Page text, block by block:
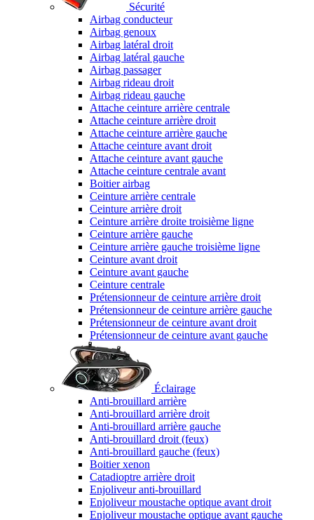
Sécurité
Airbag conducteur
Airbag genoux
Airbag latéral droit
Airbag latéral gauche
Airbag passager
Airbag rideau droit
Airbag rideau gauche
Attache ceinture arrière centrale
Attache ceinture arrière droit
Attache ceinture arrière gauche
Attache ceinture avant droit
Attache ceinture avant gauche
Attache ceinture centrale avant
Boitier airbag
Ceinture arrière centrale
Ceinture arrière droit
Ceinture arrière droite troisième ligne
Ceinture arrière gauche
Ceinture arrière gauche troisième ligne
Ceinture avant droit
Ceinture avant gauche
Ceinture centrale
Prétensionneur de ceinture arrière droit
Prétensionneur de ceinture arrière gauche
Prétensionneur de ceinture avant droit
Prétensionneur de ceinture avant gauche
Éclairage
Anti-brouillard arrière
Anti-brouillard arrière droit
Anti-brouillard arrière gauche
Anti-brouillard droit (feux)
Anti-brouillard gauche (feux)
Boitier xenon
Catadioptre arrière droit
Enjoliveur anti-brouillard
Enjoliveur moustache optique avant droit
Enjoliveur moustache optique avant gauche